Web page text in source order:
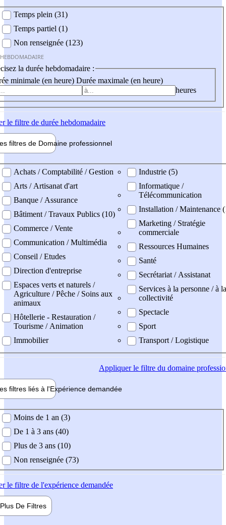
Temps plein (31)
Temps partiel (1)
Non renseignée (123)
la durée hebdomadaire :
minimale (en heure) Durée maximale (en heure)
heures
le filtre de durée hebdomadaire
filtres de Domaine professionnel
professionel
Achats / Comptabilité / Gestion
Arts / Artisanat d'art
Banque / Assurance
Bâtiment / Travaux Publics (10)
Commerce / Vente
Communication / Multimédia
Conseil / Etudes
Direction d'entreprise
Espaces verts et naturels /
Agriculture / Pêche / Soins aux
animaux
Hôtellerie - Restauration /
Tourisme / Animation
Immobilier
Industrie (5)
Informatique /
Télécommunication
Installation / Maintenance
Marketing / Stratégie
commerciale
Ressources Humaines
Santé
Secrétariat / Assistanat
Services à la personne / à la
collectivité
Spectacle
Sport
Transport / Logistique
Appliquerle filtre du domaine
filtres liés à l'Expérience demandée
demandée
Moins de 1 an (3)
De 1 à 3 ans (40)
Plus de 3 ans (10)
Non renseignée (73)
le filtre de l'expérience demandée
Plus De Filtres